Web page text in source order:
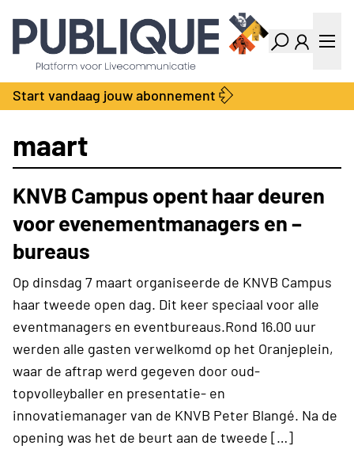
Industry Dashboard
Vacatures
Kalender
Producten
Bedrijvengids
Locatie Finder
Contact
Over ons
Adverteren
Start vandaag jouw abonnement
maart
KNVB Campus opent haar deuren
voor evenementmanagers en –
bureaus
Op dinsdag 7 maart organiseerde de KNVB Campus
haar tweede open dag. Dit keer speciaal voor alle
eventmanagers en eventbureaus.Rond 16.00 uur
werden alle gasten verwelkomd op het Oranjeplein,
waar de aftrap werd gegeven door oud-
topvolleyballer en presentatie- en
innovatiemanager van de KNVB Peter Blangé. Na de
opening was het de beurt aan de tweede […]